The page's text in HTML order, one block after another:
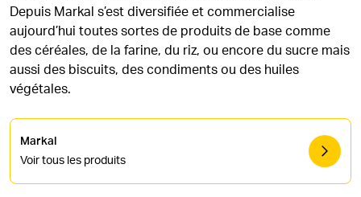
Depuis Markal s’est diversifiée et commercialise
aujourd’hui toutes sortes de produits de base comme
des céréales, de la farine, du riz, ou encore du sucre mais
aussi des biscuits, des condiments ou des huiles
végétales.
Markal
Voir tous les produits